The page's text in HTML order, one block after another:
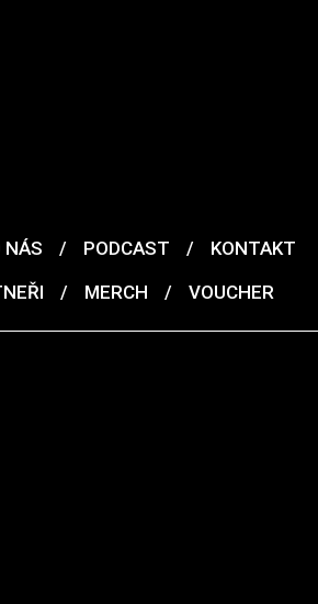
NÁS / PODCAST /
KONTAKT
/ MERCH / VOUCHER